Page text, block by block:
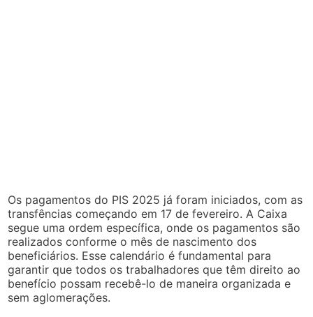
Os pagamentos do PIS 2025 já foram iniciados, com as
transfências começando em 17 de fevereiro. A Caixa
segue uma ordem específica, onde os pagamentos são
realizados conforme o mês de nascimento dos
beneficiários. Esse calendário é fundamental para
garantir que todos os trabalhadores que têm direito ao
benefício possam recebê-lo de maneira organizada e
sem aglomerações.